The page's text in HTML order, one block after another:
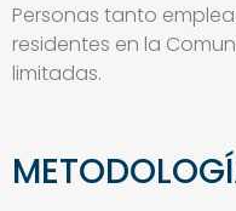
Personas tanto
residentes en la
limitadas.